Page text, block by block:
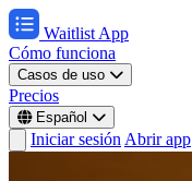
Waitlist App
Cómo funciona
Casos de uso
Precios
Español
Iniciar sesión Abrir app